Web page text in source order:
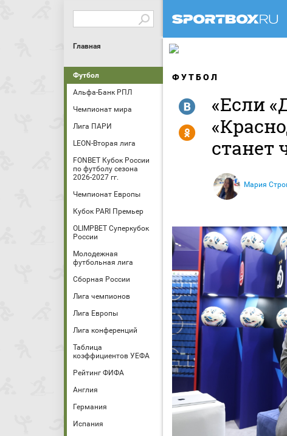
Главная
Футбол
Альфа-Банк РПЛ
Чемпионат мира
Лига ПАРИ
LEON-Вторая лига
FONBET Кубок России
по футболу сезона
2026-2027 гг.
Чемпионат Европы
Кубок PARI Премьер
OLIMPBET Суперкубок
России
Молодежная
футбольная лига
Сборная России
Лига чемпионов
Лига Европы
Лига конференций
Таблица
коэффициентов УЕФА
Рейтинг ФИФА
Англия
Германия
Испания
ФУТБОЛ
«Если
станет
Мария
R
Y